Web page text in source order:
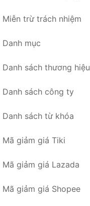
Miễn trừ trách nhiệm
Danh mục
Danh sách thương hiệu
Danh sách công ty
Danh sách từ khóa
Mã giảm giá Tiki
Mã giảm giá Lazada
Mã giảm giá Shopee